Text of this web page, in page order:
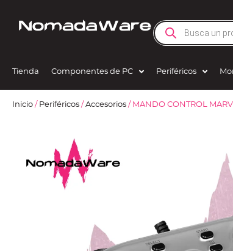
Tienda Componentes de PC Periféricos
Inicio / Periféricos / Accesorios / MANDO CONTROL